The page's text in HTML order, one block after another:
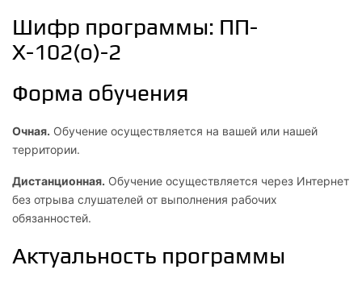
Шифр программы: ПП-
Х-102(о)-2
Форма обучения
Очная. Обучение осуществляется на вашей или нашей
территории.
Дистанционная. Обучение осуществляется через Интернет
без отрыва слушателей от выполнения рабочих
обязанностей.
Актуальность программы